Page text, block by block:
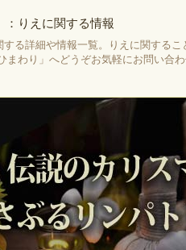
：りえに関する情報
する詳細や情報一覧。りえに関するこ
まわり」へどうぞお気軽にお問い合